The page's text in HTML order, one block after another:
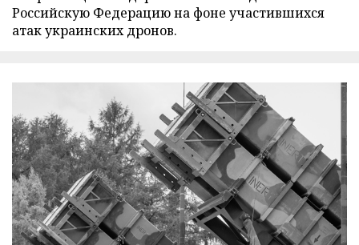
Российскую Федерацию на фоне участившихся
атак украинских дронов.